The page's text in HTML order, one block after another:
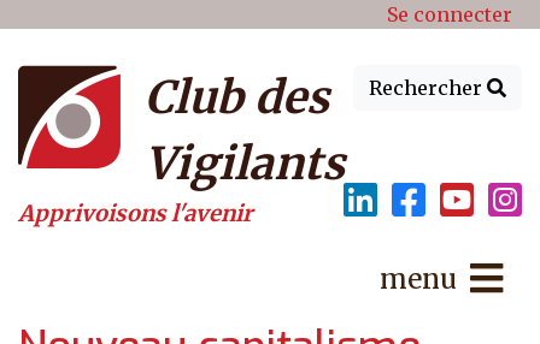
Menu du compte de Se connecter
Rechercher
Club des
Vigilants
Apprivoisons l'avenir
menu